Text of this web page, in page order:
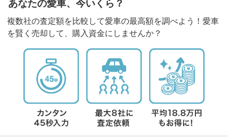
あなたの愛車、今いくら？
複数社の査定額を比較して愛車の最高額を調べよう！愛車
を賢く売却して、購入資金にしませんか？